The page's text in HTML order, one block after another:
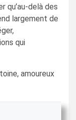
qu’au-delà des
largement de
qui
amoureux